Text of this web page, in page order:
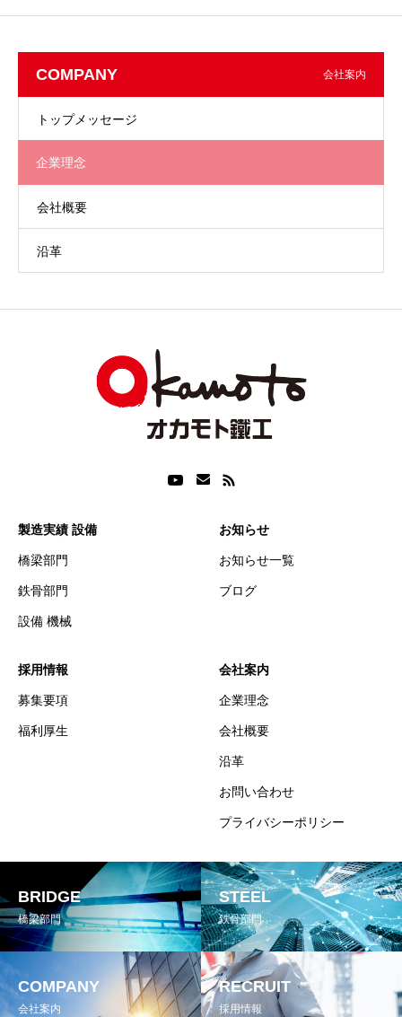
COMPANY 会社案内
トップメッセージ
企業理念
会社概要
沿革
製造実績 設備
橋梁部門
鉄骨部門
設備 機械
お知らせ
お知らせ一覧
ブログ
採用情報
募集要項
福利厚生
会社案内
企業理念
会社概要
沿革
お問い合わせ
プライバシーポリシー
BRIDGE
橋梁部門
STEEL
鉄骨部門
COMPANY
会社案内
RECRUIT
採用情報